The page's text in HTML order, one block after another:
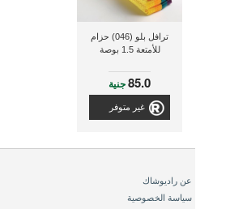
ترافل بلو (046) حزام
للأمتعة 1.5 بوصة
85.0جنية
غير متوفر
عن راديوشاك
سياسة الخصوصية